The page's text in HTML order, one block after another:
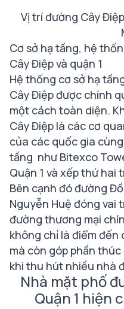
Vị trí đường Cây
Cơ sở hạ tầng, hệ
Cây Điệp và quận 1
Hệ thống cơ sở hạ
Cây Điệp được chính
một cách toàn diện.
Cây Điệp là các cơ
của các quốc gia
tầng như Bitexco
Quận 1 và xếp thứ hai
Bên cạnh đó đường
Nguyễn Huệ đóng
đường thương mại
không chỉ là điểm đến
mà còn góp phần thúc
khi thu hút nhiều nhà
Nhà mặt phố
Quận 1 hiện